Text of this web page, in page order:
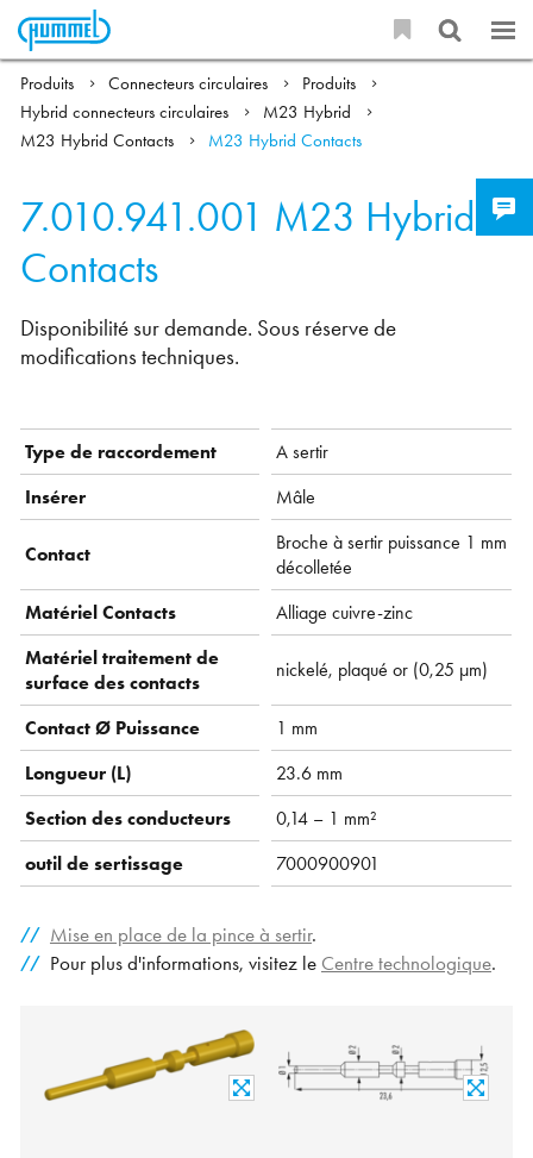
Produits Connecteurs circulaires
Produits
Hybrid connecteurs circulaires
M23 Hybrid
M23 Hybrid Contacts
M23 Hybrid Contacts
7.010.941.001 M23 Hybrid
Contacts
Disponibilité sur demande. Sous réserve de
modifications techniques.
Type de raccordement
A sertir
Insérer
Mâle
Contact
Broche à sertir puissance 1 mm
décolletée
Matériel Contacts
Alliage cuivre-zinc
Matériel traitement de
surface des contacts
nickelé, plaqué or (0,25 µm)
Contact Ø Puissance
1 mm
Longueur (L)
23.6 mm
Section des conducteurs
0,14 – 1 mm²
outil de sertissage
7000900901
Mise en place de la pince à sertir.
Pour plus d'informations, visitez le Centre technologique.